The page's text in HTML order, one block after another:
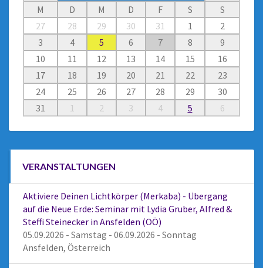
M D M D F S
S
27
28 29 30 31 1
2
3
4 5 6 7 8
9
10
11 12 13 14 15
16
17
18 19 20 21 22
23
24
25 26 27 28 29
30
31
1 2 3 4 5 6
VERANSTALTUNGEN
Aktiviere Deinen Lichtkörper (Merkaba) - Übergang
auf die Neue Erde: Seminar mit Lydia Gruber, Alfred &
Steffi Steinecker in Ansfelden (OÖ)
05.09.2026 - Samstag - 06.09.2026 - Sonntag
Ansfelden, Österreich